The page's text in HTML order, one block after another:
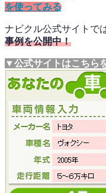
を使ってみる
ナビクル公式サイトで
事例を公開中！
▼公式サイトはこちら